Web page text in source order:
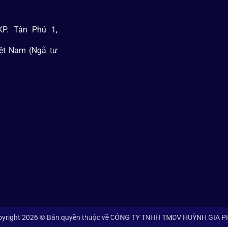
Tân Phú 1,
Nam (Ngã tư
2026 © Bản quyền thuộc về CÔNG TY TNHH TMDV HUỲNH GIA